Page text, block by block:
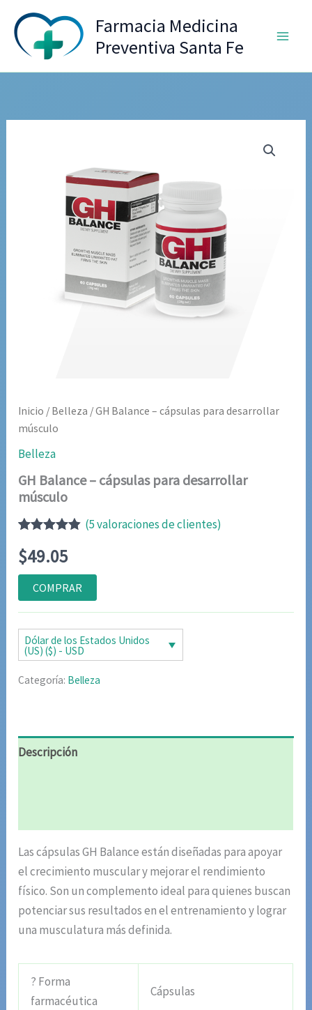
contenido
Farmacia Medicina
Preventiva Santa Fe
Inicio / Belleza / GH Balance – cápsulas para desarrollar
músculo
Belleza
GH Balance – cápsulas para desarrollar
músculo
con4.80de
5 en base
a
valoraciones
de clientes
(5valoraciones de clientes)
$49.05
COMPRAR
Dólar de los Estados Unidos
(US) ($) - USD
Categoría: Belleza
Descripción
Las cápsulas GH Balance están diseñadas para apoyar
el crecimiento muscular y mejorar el rendimiento
físico. Son un complemento ideal para quienes buscan
potenciar sus resultados en el entrenamiento y lograr
una musculatura más definida.
? Forma
farmacéutica
Cápsulas